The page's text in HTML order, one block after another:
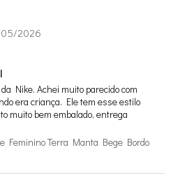
2026
Nike. Achei muito parecido com
era criança. Ele tem esse estilo
muito bem embalado, entrega
Feminino Terra Manta Bege Bordo